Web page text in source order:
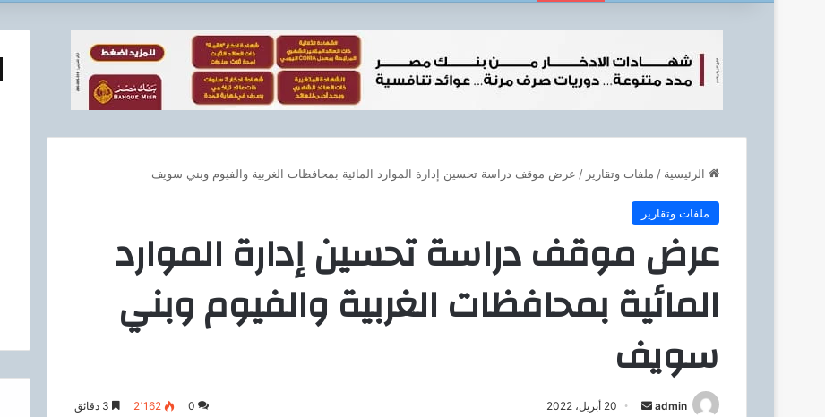
الرئيسية / ملفات وتقارير / عرض موقف دراسة تحسين إدارة الموارد المائية بمحافظات الغربية والفيوم وبني سويف
ملفات وتقارير
عرض موقف دراسة تحسين إدارة الموارد
المائية بمحافظات الغربية والفيوم وبني
سويف
admin 20 أبريل، 2022 0 2٬162